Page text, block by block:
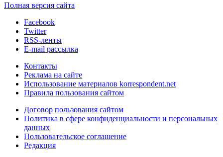
Полная версия сайта
Facebook
Twitter
RSS-ленты
E-mail рассылка
Контакты
Реклама на сайте
Использование материалов korrespondent.net
Правила пользования сайтом
Договор пользования сайтом
Политика в сфере конфиденциальности и персональных
данных
Пользовательское соглашение
Редакция